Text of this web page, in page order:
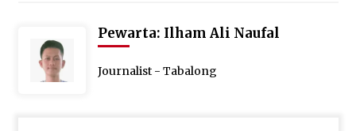
Pewarta: Ilham Ali Naufal
Journalist - Tabalong